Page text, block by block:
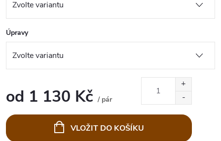
Úpravy
od 1 130 Kč / pár
cena:
VLOŽIT DO KOŠÍKU